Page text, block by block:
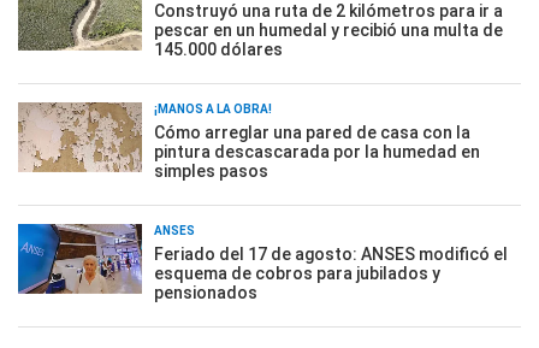
Construyó una ruta de 2 kilómetros para ir a
pescar en un humedal y recibió una multa de
145.000 dólares
¡MANOS A LA OBRA!
Cómo arreglar una pared de casa con la
pintura descascarada por la humedad en
simples pasos
ANSES
Feriado del 17 de agosto: ANSES modificó el
esquema de cobros para jubilados y
pensionados